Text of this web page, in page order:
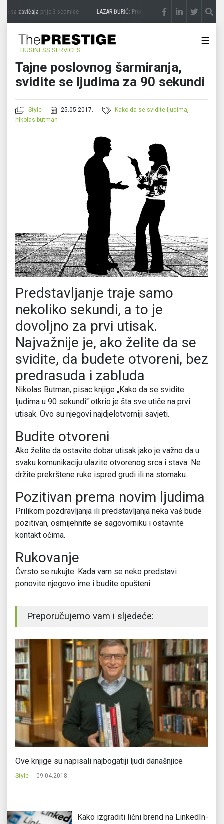
zavičajaprije 3 sedmice LAZAR ĐURIĆ: Promocija potencijal pretvara u
BUSINESS SERVICES
☰
Tajne poslovnog šarmiranja,
svidite se ljudima za 90 sekundi
Style 25.05.2017. Kako da se svidite ljudima,
nikolas butman
Predstavljanje traje samo
nekoliko sekundi, a to je
dovoljno za prvi utisak.
Najvažnije je, ako želite da se
svidite, da budete otvoreni, bez
predrasuda i zabluda
Nikolas Butman, pisac knjige „Kako da se svidite
ljudima u 90 sekundi“ otkrio je šta sve utiče na prvi
utisak. Ovo su njegovi najdjelotvorniji savjeti.
Budite otvoreni
Ako želite da ostavite dobar utisak jako je važno da u
svaku komunikaciju ulazite otvorenog srca i stava. Ne
držite prekrštene ruke ispred grudi ili na stomaku.
Pozitivan prema novim ljudima
Prilikom pozdravljanja ili predstavljanja neka vaš bude
pozitivan, osmijehnite se sagovorniku i ostavrite
kontakt očima.
Rukovanje
Čvrsto se rukujte. Kada vam se neko predstavi
ponovite njegovo ime i budite opušteni.
Preporučujemo vam i sljedeće:
Ove knjige su napisali najbogatiji ljudi današnjice
Style 09.04.2018.
Kako izgraditi lični brend na LinkedIn-